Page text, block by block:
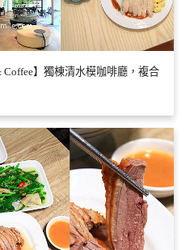
Coffee】獨棟清水模咖啡廳，複合